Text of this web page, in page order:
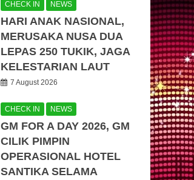
CHECK IN NEWS
HARI ANAK NASIONAL,
MERUSAKA NUSA DUA
LEPAS 250 TUKIK, JAGA
KELESTARIAN LAUT
7 August 2026
CHECK IN NEWS
GM FOR A DAY 2026, GM
CILIK PIMPIN
OPERASIONAL HOTEL
SANTIKA SELAMA